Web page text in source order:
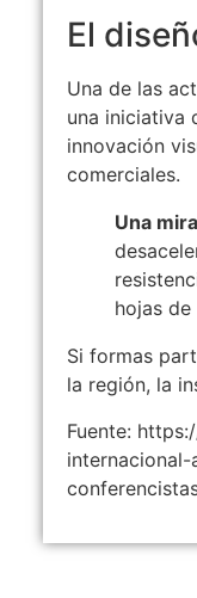
El
Una de las
una iniciativa
innovación
comerciales.
Una
hojas
Si formas
la región, la
Fuente: